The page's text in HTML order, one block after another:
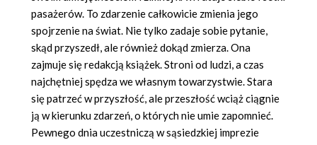
pasażerów. To zdarzenie całkowicie zmienia jego
spojrzenie na świat. Nie tylko zadaje sobie pytanie,
skąd przyszedł, ale również dokąd zmierza. Ona
zajmuje się redakcją książek. Stroni od ludzi, a czas
najchętniej spędza we własnym towarzystwie. Stara
się patrzeć w przyszłość, ale przeszłość wciąż ciągnie
ją w kierunku zdarzeń, o których nie umie zapomnieć.
Pewnego dnia uczestniczą w sąsiedzkiej imprezie